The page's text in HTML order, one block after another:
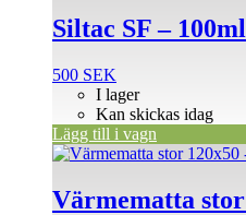
Siltac SF – 100ml
500 SEK
I lager
Kan skickas idag
Lägg till i vagn
Värmematta